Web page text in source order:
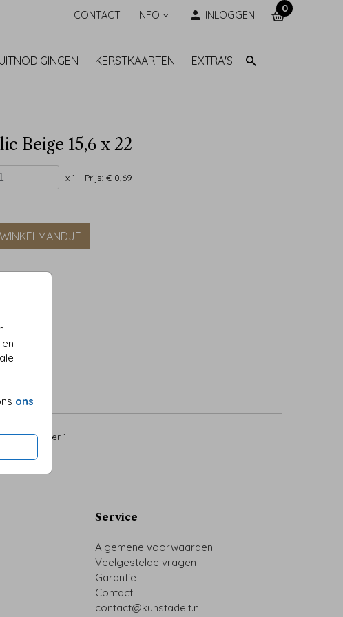
CONTACT INFO INLOGGEN
0
UITNODIGINGEN KERSTKAARTEN EXTRA'S
ons
Beige 15,6 x 22
x 1 Prijs:€ 0,69
0,69 per 1
Service
Algemene voorwaarden
Veelgestelde vragen
Garantie
Contact
contact@kunstadelt.nl